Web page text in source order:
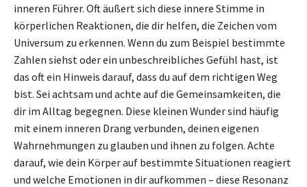
inneren Führer. Oft äußert sich diese innere Stimme in
körperlichen Reaktionen, die dir helfen, die Zeichen vom
Universum zu erkennen. Wenn du zum Beispiel bestimmte
Zahlen siehst oder ein unbeschreibliches Gefühl hast, ist
das oft ein Hinweis darauf, dass du auf dem richtigen Weg
bist. Sei achtsam und achte auf die Gemeinsamkeiten, die
dir im Alltag begegnen. Diese kleinen Wunder sind häufig
mit einem inneren Drang verbunden, deinen eigenen
Wahrnehmungen zu glauben und ihnen zu folgen. Achte
darauf, wie dein Körper auf bestimmte Situationen reagiert
und welche Emotionen in dir aufkommen – diese Resonanz